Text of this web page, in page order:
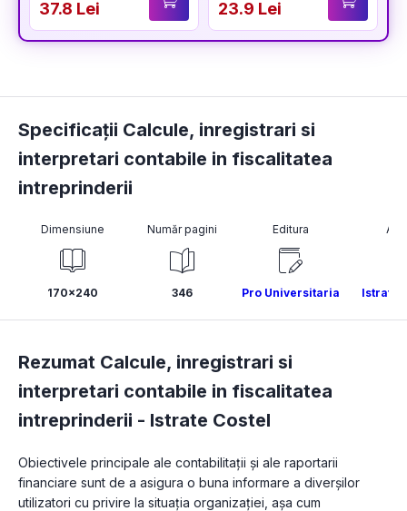
37.8 Lei 23.9 Lei
Specificații Calcule, inregistrari si
interpretari contabile in fiscalitatea
intreprinderii
Dimensiune
170x240
Număr pagini
346
Editura
Pro Universitaria Istrate
Rezumat Calcule, inregistrari si
interpretari contabile in fiscalitatea
intreprinderii - Istrate Costel
Obiectivele principale ale contabilitații și ale raportarii
financiare sunt de a asigura o buna informare a diverșilor
utilizatori cu privire la situația organizației, așa cum